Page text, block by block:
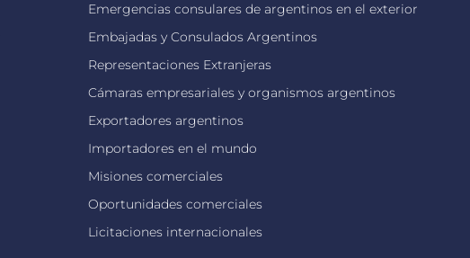
Emergencias consulares de argentinos en el exterior
Embajadas y Consulados Argentinos
Representaciones Extranjeras
Cámaras empresariales y organismos argentinos
Exportadores argentinos
Importadores en el mundo
Misiones comerciales
Oportunidades comerciales
Licitaciones internacionales